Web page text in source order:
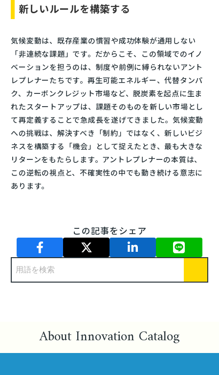
新しいルールを構築する
気候変動は、既存産業の慣習や成功体験が通用しない
「非連続な課題」です。だからこそ、この領域でのイノ
ベーションを担うのは、制度や前例に縛られないアント
レプレナーたちです。再生可能エネルギー、代替タンパ
ク、カーボンクレジット市場など、脱炭素を起点に生ま
れたスタートアップは、課題そのものを新しい市場とし
て再定義することで急成長を遂げてきました。気候変動
への挑戦は、解決すべき「制約」ではなく、新しいビジ
ネスを構築する「機会」として捉えたとき、最も大きな
リターンをもたらします。アントレプレナーの本質は、
この逆転の視点と、不確実性の中でも動き続ける意志に
あります。
この記事をシェア
About Innovation Catalog